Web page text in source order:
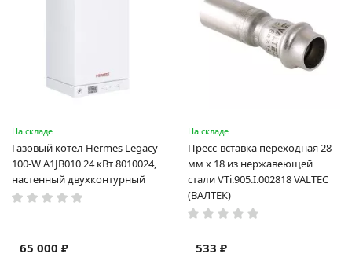
На складе
Газовый котел Hermes Legacy
100-W A1JB010 24 кВт 8010024,
настенный двухконтурный
65 000 ₽
На складе
Пресс-вставка переходная 28
мм х 18 из нержавеющей
стали VTi.905.I.002818 VALTEC
(ВАЛТЕК)
533 ₽